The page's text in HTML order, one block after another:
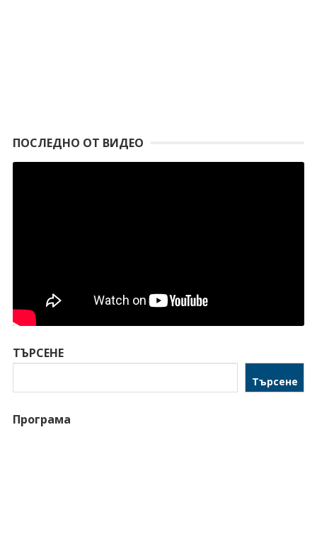
ПОСЛЕДНО ОТ ВИДЕО
ТЪРСЕНЕ
Търсене
Програма